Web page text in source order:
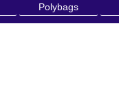
Polybags